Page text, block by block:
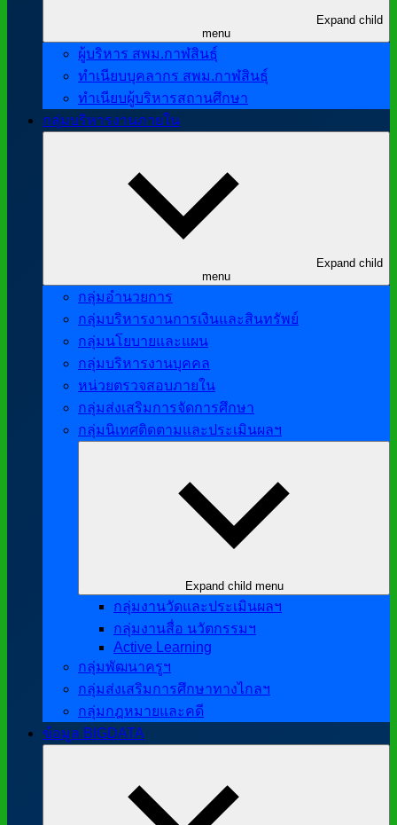
Expand child
menu
ผู้บริหาร สพม.กาฬสินธุ์
ทำเนียบบุคลากร สพม.กาฬสินธุ์
ทำเนียบผู้บริหารสถานศึกษา
กลุ่มบริหารงานภายใน
Expand child
menu
กลุ่มอำนวยการ
กลุ่มบริหารงานการเงินและสินทรัพย์
กลุ่มนโยบายและแผน
กลุ่มบริหารงานบุคคล
หน่วยตรวจสอบภายใน
กลุ่มส่งเสริมการจัดการศึกษา
กลุ่มนิเทศติดตามและประเมินผลฯ
Expand child menu
กลุ่มงานวัดและประเมินผลฯ
กลุ่มงานสื่อ นวัตกรรมฯ
Active Learning
กลุ่มพัฒนาครูฯ
กลุ่มส่งเสริมการศึกษาทางไกลฯ
กลุ่มกฎหมายและคดี
ข้อมูล BIGDATA